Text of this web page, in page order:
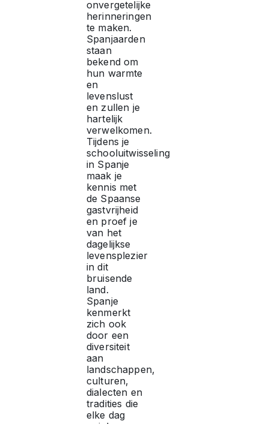
onvergetelijke
herinneringen
te maken.
Spanjaarden
staan
bekend om
hun warmte
en
levenslust
en zullen je
hartelijk
verwelkomen.
Tijdens je
schooluitwisseling
in Spanje
maak je
kennis met
de Spaanse
gastvrijheid
en proef je
van het
dagelijkse
levensplezier
in dit
bruisende
land.
Spanje
kenmerkt
zich ook
door een
diversiteit
aan
landschappen,
culturen,
dialecten en
tradities die
elke dag